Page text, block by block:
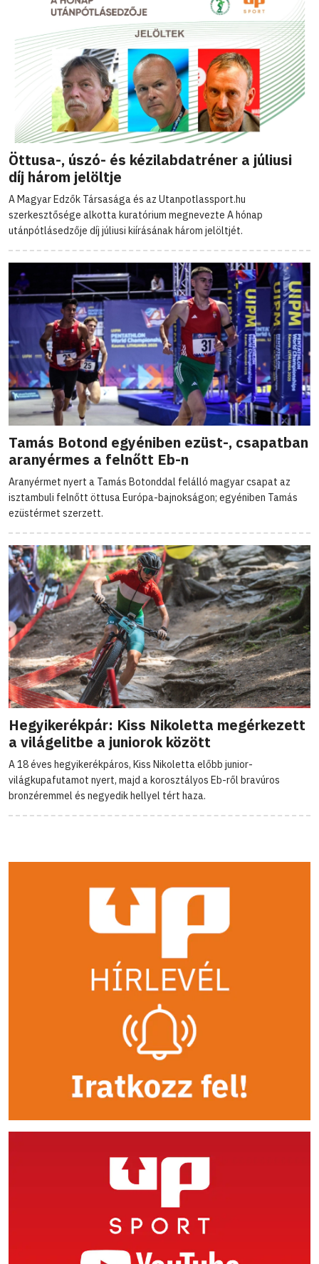
Öttusa-, úszó- és kézilabdatréner a júliusi
díj három jelöltje
A Magyar Edzők Társasága és az Utanpotlassport.hu
szerkesztősége alkotta kuratórium megnevezte A hónap
utánpótlásedzője díj júliusi kiírásának három jelöltjét.
Tamás Botond egyéniben ezüst-, csapatban
aranyérmes a felnőtt Eb-n
Aranyérmet nyert a Tamás Botonddal felálló magyar csapat az
isztambuli felnőtt öttusa Európa-bajnokságon; egyéniben Tamás
ezüstérmet szerzett.
Hegyikerékpár: Kiss Nikoletta megérkezett
a világelitbe a juniorok között
A 18 éves hegyikerékpáros, Kiss Nikoletta előbb junior-
világkupafutamot nyert, majd a korosztályos Eb-ről bravúros
bronzéremmel és negyedik hellyel tért haza.